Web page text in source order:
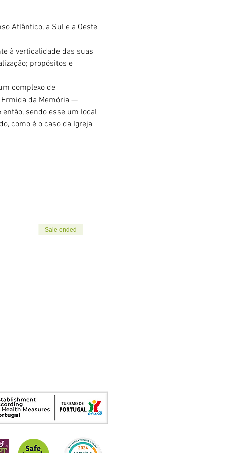
Atlântico, a Sul e a Oeste
à verticalidade das suas
propósitos e
complexo de
da Memória —
sendo esse um local
como é o caso da Igreja
Sale ended